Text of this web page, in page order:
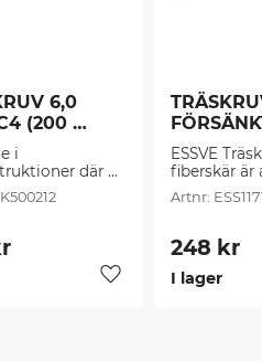
6,0
(200
i
där
ställs, som
av
ute däck
Lägg till i favoriter
CUTTERS
(50 st/
ESSVE
fiberskär är
de flesta
spånskivor,
248 kr
I lager